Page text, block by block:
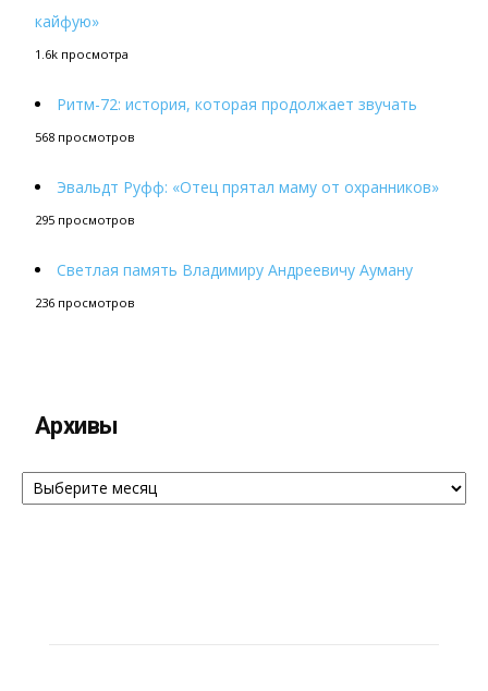
кайфую»
1.6k просмотра
Ритм-72: история, которая продолжает звучать
568 просмотров
Эвальдт Руфф: «Отец прятал маму от охранников»
295 просмотров
Светлая память Владимиру Андреевичу Ауману
236 просмотров
Архивы
Архивы